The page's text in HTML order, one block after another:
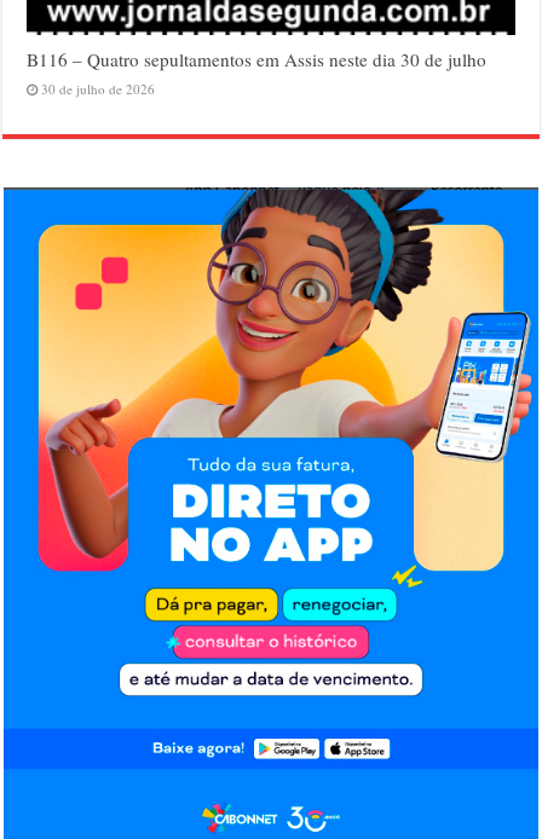
B116 – Quatro sepultamentos em Assis neste dia 30 de julho
30 de julho de 2026